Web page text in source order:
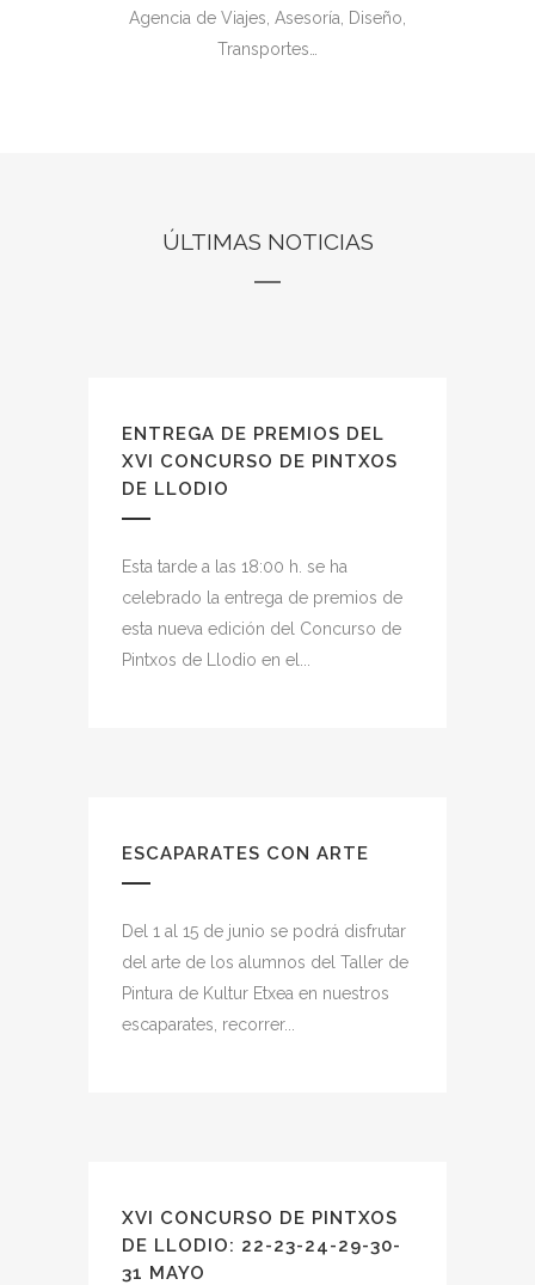
Agencia de Viajes, Asesoría, Diseño,
Transportes…
ÚLTIMAS NOTICIAS
ENTREGA DE PREMIOS DEL
XVI CONCURSO DE PINTXOS
DE LLODIO
Esta tarde a las 18:00 h. se ha
celebrado la entrega de premios de
esta nueva edición del Concurso de
Pintxos de Llodio en el...
ESCAPARATES CON ARTE
Del 1 al 15 de junio se podrá disfrutar
del arte de los alumnos del Taller de
Pintura de Kultur Etxea en nuestros
escaparates, recorrer...
XVI CONCURSO DE PINTXOS
DE LLODIO: 22-23-24-29-30-
31 MAYO